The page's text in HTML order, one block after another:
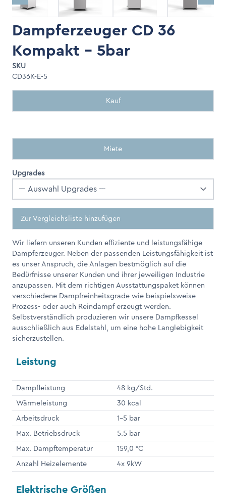
Dampferzeuger CD 36
Kompakt - 5bar
SKU
CD36K-E-5
Kauf
Miete
Upgrades
Zur Vergleichsliste hinzufügen
Wir liefern unseren Kunden effiziente und leistungsfähige
Dampferzeuger. Neben der passenden Leistungsfähigkeit ist
es unser Anspruch, die Anlagen bestmöglich auf die
Bedürfnisse unserer Kunden und ihrer jeweiligen Industrie
anzupassen. Mit dem richtigen Ausstattungspaket können
verschiedene Dampfreinheitsgrade wie beispielsweise
Prozess- oder auch Reindampf erzeugt werden.
Selbstverständlich produzieren wir unsere Dampfkessel
ausschließlich aus Edelstahl, um eine hohe Langlebigkeit
sicherzustellen.
Leistung
Dampfleistung
48 kg/Std.
Wärmeleistung
30 kcal
Arbeitsdruck
1-5 bar
Max. Betriebsdruck
5.5 bar
Max. Dampftemperatur
159,0 °C
Anzahl Heizelemente
4x 9kW
Elektrische Größen